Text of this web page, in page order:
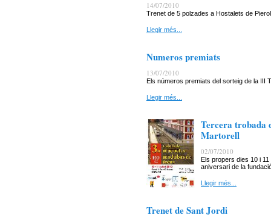
14/07/2010
Trenet de 5 polzades a Hostalets de
Llegir més...
Numeros premiats
13/07/2010
Els números premiats del sorteig de la III
Llegir més...
Tercera trobada
Martorell
02/07/2010
Els propers dies 10 i
aniversari de la
Llegir més...
Trenet de Sant Jordi